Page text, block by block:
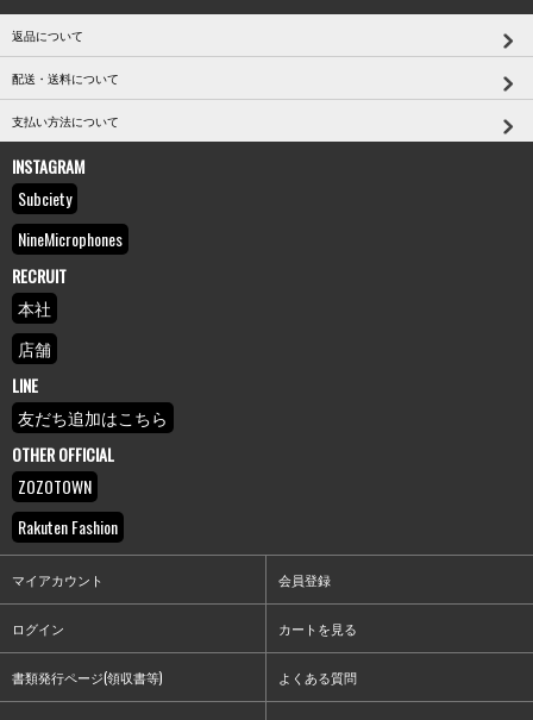
返品について
配送・送料について
支払い方法について
INSTAGRAM
Subciety
NineMicrophones
RECRUIT
本社
店舗
LINE
友だち追加はこちら
OTHER OFFICIAL
ZOZOTOWN
Rakuten Fashion
マイアカウント 会員登録
ログイン カートを見る
書類発行ページ(領収書等) よくある質問